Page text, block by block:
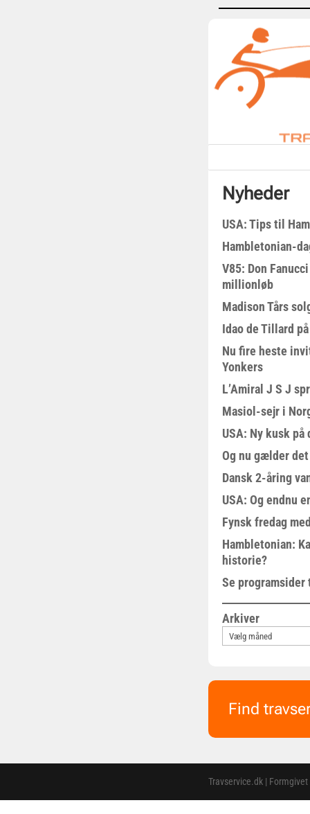
Nyheder
USA: Tips til
Hambletonian-
V85: Don
millionløb
Madison Tårs
Idao de Tillard
Nu fire heste
Yonkers
L’Amiral J S J
Masiol-sejr i
USA: Ny kusk på
Og nu gælder
Dansk 2-åring
USA: Og endnu
Fynsk fredag
Hambletonian:
historie?
Se
Arkiver
Find
Travservice.dk |